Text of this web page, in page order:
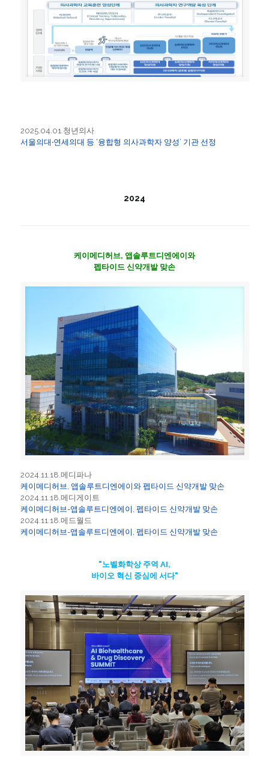
2025.04.01.청년의사
서울의대‧연세의대 등 ‘융합형 의사과학자 양성’ 기관 선정
2024
케이메디허브, 앱솔루트디엔에이와
펩타이드 신약개발 맞손
2024.11.18.메디파나
케이메디허브, 앱솔루트디엔에이와 펩타이드 신약개발 맞손
2024.11.18.메디게이트
케이메디허브-앱솔루트디엔에이, 펩타이드 신약개발 맞손
2024.11.18.메드월드
케이메디허브-앱솔루트디엔에이, 펩타이드 신약개발 맞손
"노벨화학상 주역 AI,
바이오 혁신 중심에 서다"